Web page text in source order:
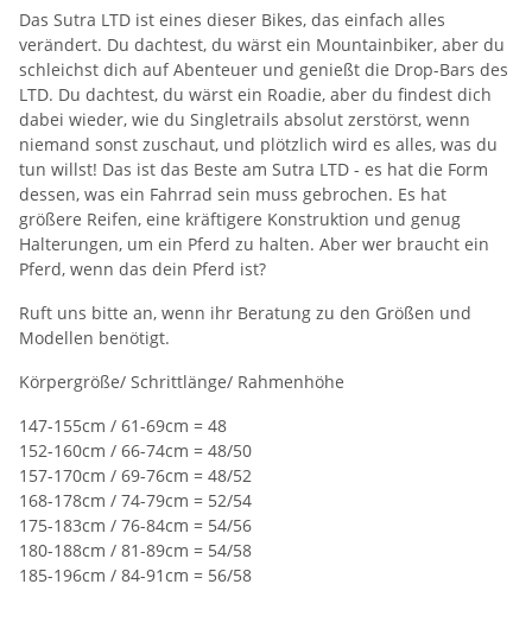
Das Sutra LTD ist eines dieser Bikes, das einfach alles
verändert. Du dachtest, du wärst ein Mountainbiker, aber du
schleichst dich auf Abenteuer und genießt die Drop-Bars des
LTD. Du dachtest, du wärst ein Roadie, aber du findest dich
dabei wieder, wie du Singletrails absolut zerstörst, wenn
niemand sonst zuschaut, und plötzlich wird es alles, was du
tun willst! Das ist das Beste am Sutra LTD - es hat die Form
dessen, was ein Fahrrad sein muss gebrochen. Es hat
größere Reifen, eine kräftigere Konstruktion und genug
Halterungen, um ein Pferd zu halten. Aber wer braucht ein
Pferd, wenn das dein Pferd ist?
Ruft uns bitte an, wenn ihr Beratung zu den Größen und
Modellen benötigt.
Körpergröße/ Schrittlänge/ Rahmenhöhe
147-155cm / 61-69cm = 48
152-160cm / 66-74cm = 48/50
157-170cm / 69-76cm = 48/52
168-178cm / 74-79cm = 52/54
175-183cm / 76-84cm = 54/56
180-188cm / 81-89cm = 54/58
185-196cm / 84-91cm = 56/58